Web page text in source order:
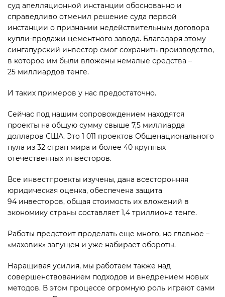
суд апелляционной инстанции обоснованно и
справедливо отменил решение суда первой
инстанции о признании недействительным договора
купли-продажи цементного завода. Благодаря этому
сингапурский инвестор смог сохранить произ­водство,
в которое им были вложены немалые средства –
25 миллиардов тенге.
И таких примеров у нас предостаточно.
Сейчас под нашим сопровож­дением находятся
проекты на общую сумму свыше 7,5 миллиарда
долларов США. Это 1 011 проектов Общенационального
пула из 32 стран мира и более 40 крупных
отечественных инвесторов.
Все инвестпроекты изучены, дана всесторонняя
юридическая оценка, обеспечена защита
94 инвесторов, общая стоимость их вложений в
экономику страны составляет 1,4 триллиона тенге.
Работы предстоит проделать еще много, но главное –
«маховик» запущен и уже набирает обороты.
Наращивая усилия, мы работаем также над
совершенствованием подходов и внедрением новых
методов. В этом процессе огромную роль играют сами